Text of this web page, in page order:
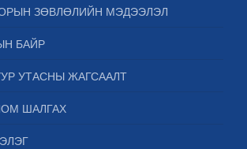
ЗӨВЛӨЛИЙН МЭДЭЭЛЭЛ
БАЙР
УТАСНЫ ЖАГСААЛТ
ШАЛГАХ